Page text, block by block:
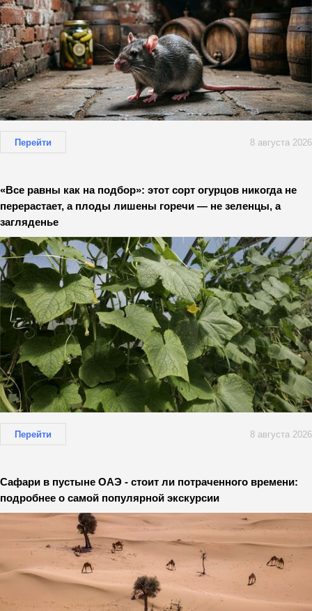
Перейти 8 августа 2026
«Все равны как на подбор»: этот сорт огурцов никогда не
перерастает, а плоды лишены горечи — не зеленцы, а
загляденье
Перейти 8 августа 2026
Сафари в пустыне ОАЭ - стоит ли потраченного времени:
подробнее о самой популярной экскурсии